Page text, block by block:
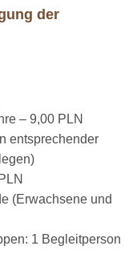
der
– 9,00 PLN
entsprechender
(Erwachsene und
1 Begleitperson